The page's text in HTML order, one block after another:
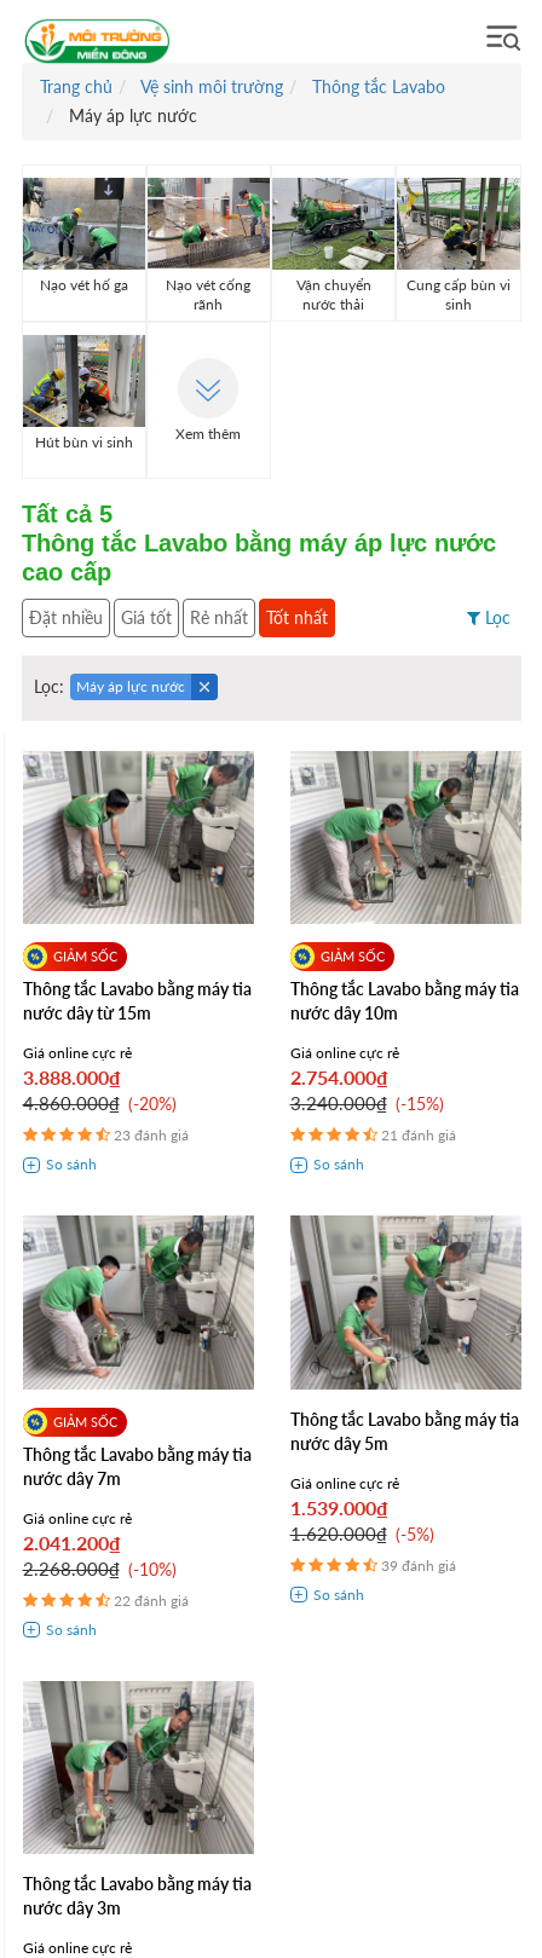
Trang chủ Vệ sinh môi trường
Thông tắc Lavabo
Máy áp lực nước
Nạo vét hố ga
Nạo vét cống
rãnh
Vận chuyển
nước thải
Cung cấp bùn vi
sinh
Hút bùn vi sinh Xem thêm
Tất cả 5
Thông tắc Lavabo bằng máy áp lực nước
cao cấp
Đặt nhiều Giá tốt Rẻ nhất Tốt nhất Lọc
Lọc: Máy áp lực nước
Thông tắc Lavabo bằng máy tia
nước dây từ 15m
Giá online cực rẻ
3.888.000₫
4.860.000₫ -20%
23 đánh giá
Thông tắc Lavabo bằng máy tia
nước dây 10m
Giá online cực rẻ
2.754.000₫
3.240.000₫ -15%
21 đánh giá
Thông tắc Lavabo bằng máy tia
nước dây 7m
Giá online cực rẻ
2.041.200₫
2.268.000₫ -10%
22 đánh giá
Thông tắc Lavabo bằng máy tia
nước dây 5m
Giá online cực rẻ
1.539.000₫
1.620.000₫ -5%
39 đánh giá
Thông tắc Lavabo bằng máy tia
nước dây 3m
Giá online cực rẻ